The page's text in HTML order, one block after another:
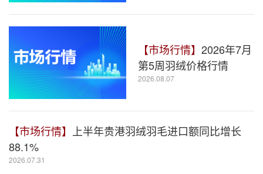
【市场行情】 2026年7月
第5周羽绒价格行情
2026.08.07
【市场行情】 上半年贵港羽绒羽毛进口额同比增长
88.1%
2026.07.31